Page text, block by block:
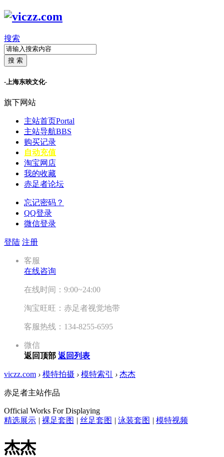
搜索
搜 索
-上海东映文化-
旗下网站
主站首页Portal
主站导航BBS
购买记录
自动充值
淘宝网店
我的收藏
赤足者论坛
忘记密码？
QQ登录
微信登录
登陆 注册
客服
在线咨询
在线时间：9:00~24:00
淘宝旺旺：赤足者视觉地带
客服热线：134-8255-6595
微信
返回顶部 返回列表
viczz.com › 模特拍摄 › 模特索引 › 杰杰
赤足者主站作品
Official Works For Displaying
精选展示 | 裸足套图 | 丝足套图 | 泳装套图 | 模特视频
杰杰